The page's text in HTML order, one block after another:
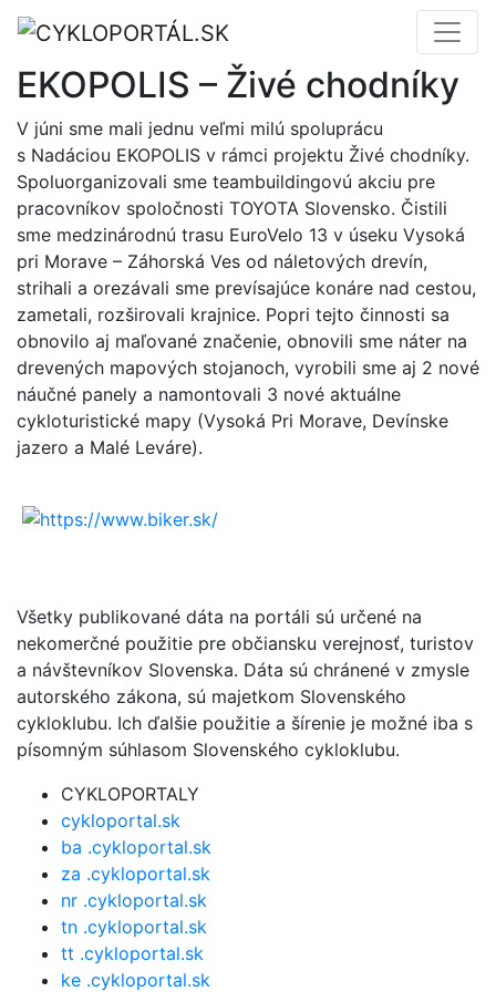
EKOPOLIS – Živé chodníky
V júni sme mali jednu veľmi milú spoluprácu
s Nadáciou EKOPOLIS v rámci projektu Živé chodníky.
Spoluorganizovali sme teambuildingovú akciu pre
pracovníkov spoločnosti TOYOTA Slovensko. Čistili
sme medzinárodnú trasu EuroVelo 13 v úseku Vysoká
pri Morave – Záhorská Ves od náletových drevín,
strihali a orezávali sme prevísajúce konáre nad cestou,
zametali, rozširovali krajnice. Popri tejto činnosti sa
obnovilo aj maľované značenie, obnovili sme náter na
drevených mapových stojanoch, vyrobili sme aj 2 nové
náučné panely a namontovali 3 nové aktuálne
cykloturistické mapy (Vysoká Pri Morave, Devínske
jazero a Malé Leváre).
Všetky publikované dáta na portáli sú určené na
nekomerčné použitie pre občiansku verejnosť, turistov
a návštevníkov Slovenska. Dáta sú chránené v zmysle
autorského zákona, sú majetkom Slovenského
cykloklubu. Ich ďalšie použitie a šírenie je možné iba s
písomným súhlasom Slovenského cykloklubu.
CYKLOPORTALY
cykloportal.sk
ba .cykloportal.sk
za .cykloportal.sk
nr .cykloportal.sk
tn .cykloportal.sk
tt .cykloportal.sk
ke .cykloportal.sk